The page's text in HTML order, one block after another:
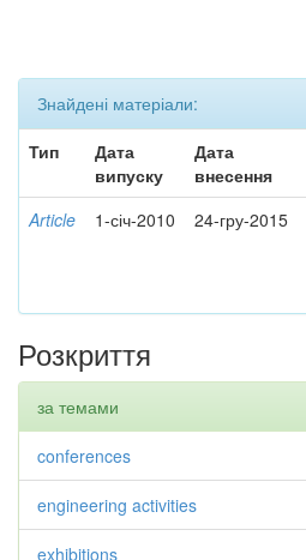
Знайдені матеріали:
Тип
Дата
випуску
Дата
внесення
Article 1-січ-2010 24-гру-2015
Розкриття
за темами
conferences
engineering activities
exhibitions